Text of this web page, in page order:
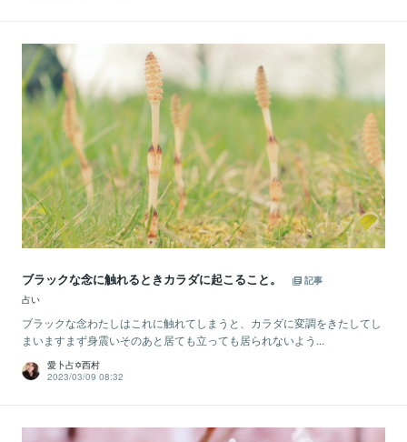
ブラックな念に触れるときカラダに起こること。
記事
占い
ブラックな念わたしはこれに触れてしまうと、カラダに変調をきたしてし
まいますまず身震いそのあと居ても立っても居られないよう...
愛卜占✡西村
2023/03/09 08:32